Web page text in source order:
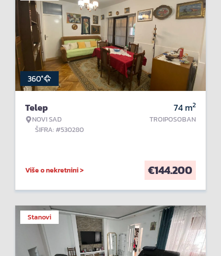
360°
Telep
NOVI SAD
ŠIFRA: #530280
74m2
TROIPOSOBAN
Više o nekretnini > €144.200
Stanovi